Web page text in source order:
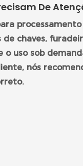
De
chaves,
o uso sob
nós